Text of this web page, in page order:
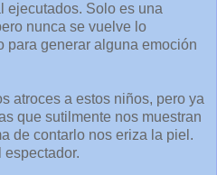
ejecutados. Solo es una
nunca se vuelve lo
para generar alguna emoción
atroces a estos niños, pero ya
que sutilmente nos muestran
de contarlo nos eriza la piel.